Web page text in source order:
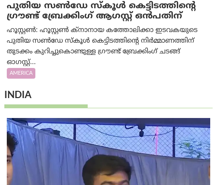
പുതിയ സൺഡേ സ്കൂൾ കെട്ടിടത്തിന്റെ
ഗ്രൗണ്ട് ബ്രേക്കിംഗ് ആഗസ്റ്റ് ഒൻപതിന്
ഹൂസ്റ്റൺ: ഹൂസ്റ്റൺ ക്നാനായ കത്തോലിക്കാ ഇടവകയുടെ
പുതിയ സൺഡേ സ്കൂൾ കെട്ടിടത്തിന്റെ നിർമ്മാണത്തിന്
തുടക്കം കുറിച്ചുകൊണ്ടുള്ള ഗ്രൗണ്ട് ബ്രേക്കിംഗ് ചടങ്ങ്
ഓഗസ്റ്റ്...
AMERICA
INDIA